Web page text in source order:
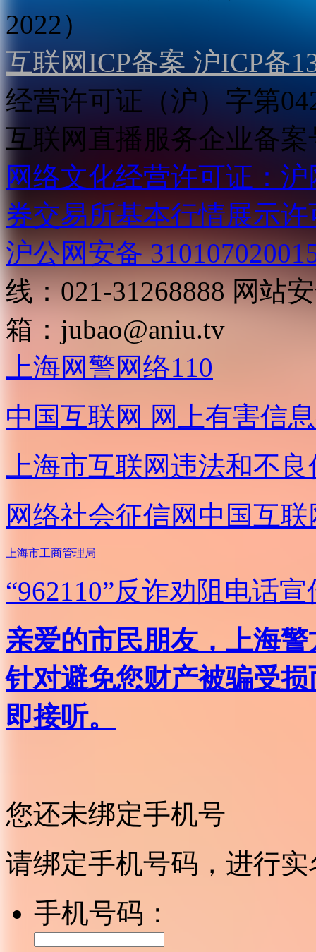
2022）
互联网ICP备案 沪ICP备
经营许可证（沪）字第
互联网直播服务企业备案
网络文化经营许可证：
券交易所基本行情展示许
沪公网安备
线：021-31268888 网站
箱： jubao@aniu.tv
上海网警网络110
中国互联网 网上有害信
上海市互联网违法和不
网络社会征信网 中国互
上海市工商管理局
“962110”反诈劝阻电话宣
亲爱的市民朋友，上海
针对避免您财产被骗受
即接听。
您还未绑定手机号
请绑定手机号码，进行
手机号码：